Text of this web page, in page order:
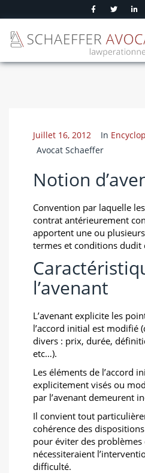
Juillet 16, 2012 In
Avocat Schaeffer
Notion
Convention par laquelle
contrat antérieurement
apportent une ou
termes et conditions dudit
l’avenant
L’avenant explicite les
l’accord initial est modifié
divers : prix, durée,
etc…).
Les éléments de l’accord
explicitement visés ou
par l’avenant demeurent
Il convient tout
cohérence des
pour éviter des
nécessiteraient
difficulté.